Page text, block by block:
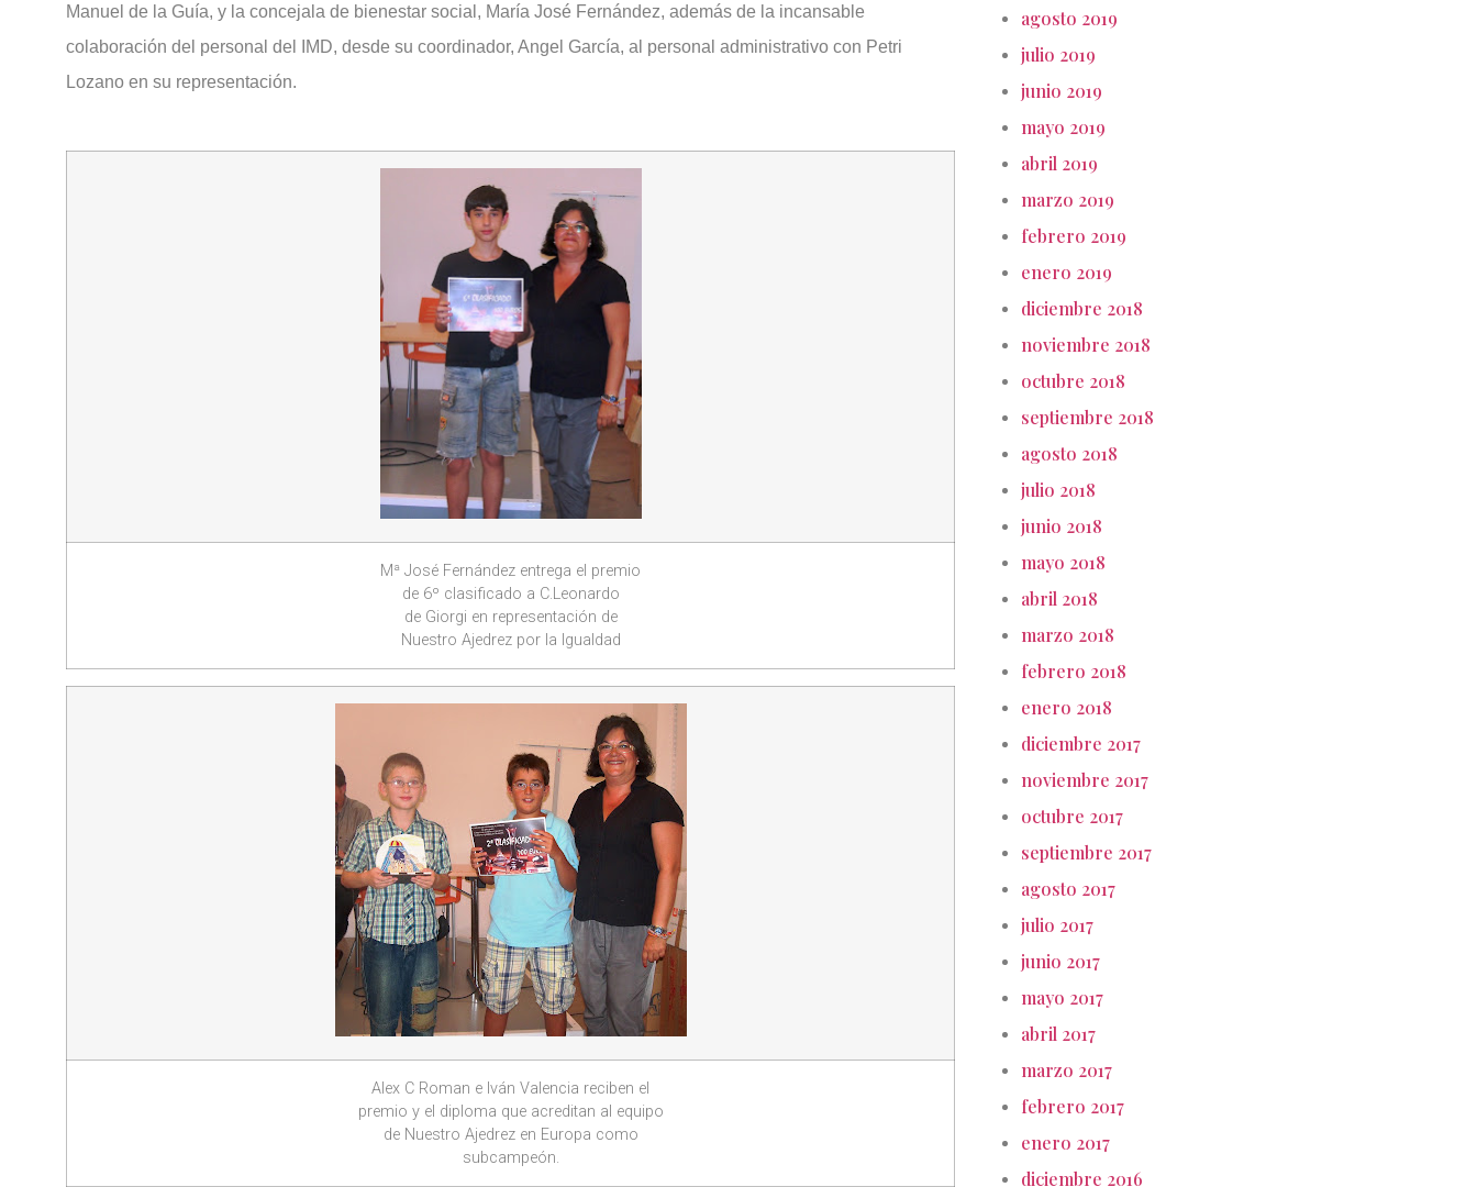
Manuel de la Guía, y la concejala de bienestar social, María José Fernández, además de la incansable
colaboración del personal del IMD, desde su coordinador, Angel García, al personal administrativo con Petri
Lozano en su representación.
Mª José Fernández entrega el premio
de 6º clasificado a C.Leonardo
de Giorgi en representación de
Nuestro Ajedrez por la Igualdad
Alex C Roman e Iván Valencia reciben el
premio y el diploma que acreditan al equipo
de Nuestro Ajedrez en Europa como
subcampeón.
agosto 2019
julio 2019
junio 2019
mayo 2019
abril 2019
marzo 2019
febrero 2019
enero 2019
diciembre 2018
noviembre 2018
octubre 2018
septiembre 2018
agosto 2018
julio 2018
junio 2018
mayo 2018
abril 2018
marzo 2018
febrero 2018
enero 2018
diciembre 2017
noviembre 2017
octubre 2017
septiembre 2017
agosto 2017
julio 2017
junio 2017
mayo 2017
abril 2017
marzo 2017
febrero 2017
enero 2017
diciembre 2016